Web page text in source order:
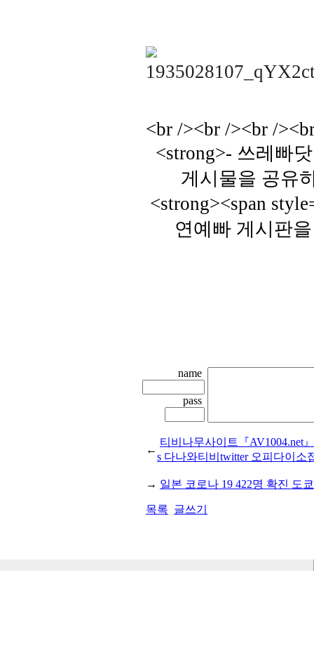
<br /><br /><br /
<strong>- 쓰레빠
게시물을 공유
<strong><span
연예빠 게시판
name
pass
←
티비나무사이트『AV1004.net
s 다나와티비twitter 오피다이소
→ 일본 코로나 19 422명 확진 도
목록 글쓰기